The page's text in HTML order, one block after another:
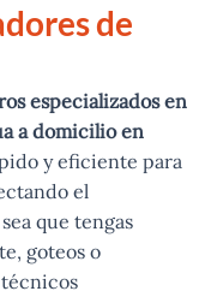
de
especializados en
a domicilio en
y eficiente para
el
que tengas
goteos o